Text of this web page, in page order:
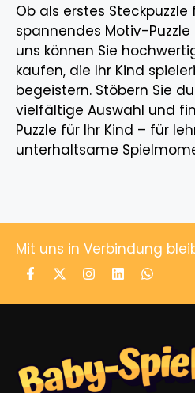
Ob als erstes
spannendes Motiv-Puzzle
uns können Sie
kaufen, die Ihr Kind
begeistern. Stöbern Sie
vielfältige Auswahl und
Puzzle für Ihr Kind – für
unterhaltsame
Mit uns in Verbindung